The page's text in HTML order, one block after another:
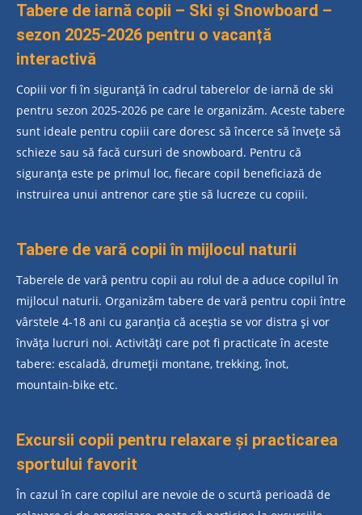
Tabere de iarnă copii – Ski și Snowboard –
sezon 2025-2026 pentru o vacanță
interactivă
Copiii vor fi în siguranță în cadrul taberelor de iarnă de ski
pentru sezon 2025-2026 pe care le organizăm. Aceste tabere
sunt ideale pentru copiii care doresc să încerce să învețe să
schieze sau să facă cursuri de snowboard. Pentru că
siguranța este pe primul loc, fiecare copil beneficiază de
instruirea unui antrenor care știe să lucreze cu copiii.
Tabere de vară copii în mijlocul naturii
Taberele de vară pentru copii au rolul de a aduce copilul în
mijlocul naturii. Organizăm tabere de vară pentru copii între
vârstele 4-18 ani cu garanția că aceștia se vor distra și vor
învăța lucruri noi. Activități care pot fi practicate în aceste
tabere: escaladă, drumeții montane, trekking, înot,
mountain-bike etc.
Excursii copii pentru relaxare și practicarea
sportului favorit
În cazul în care copilul are nevoie de o scurtă perioadă de